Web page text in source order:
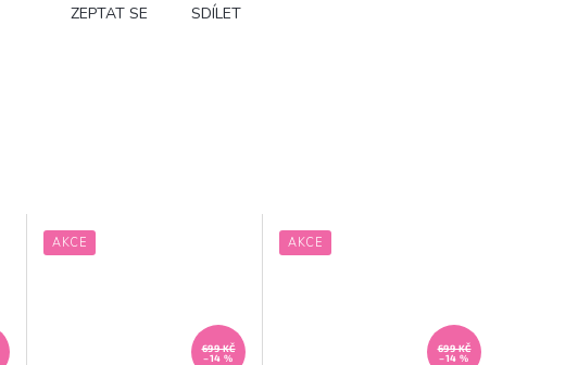
ZEPTAT SE SDÍLET
AKCE
699 KČ
–14 %
AKCE
699 KČ
–14 %